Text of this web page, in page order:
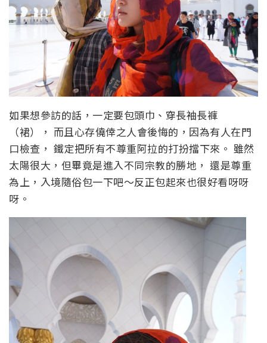
如果想參訪的話，一定要包頭巾、穿長袖長褲
（裙）， 而且心存僥倖之人會後悔的，因為有人在門
口檢查， 鐵定把所有不尊重阿拉的打扮擋下來。 雖然
太陽很大，但畢竟是進入不同宗教的勝地， 還是尊重
為上，入境隨俗包一下吧～反正包起來也很好看呀呀
呀。